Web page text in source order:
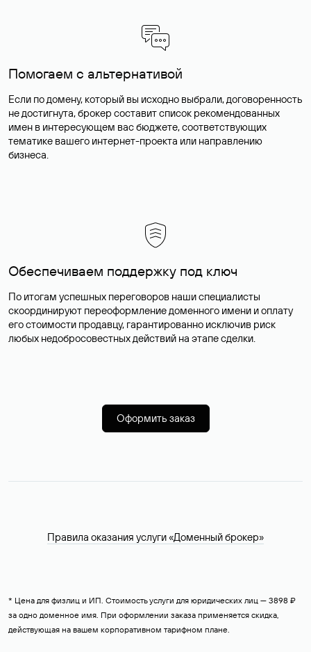
Помогаем с альтернативой
Если по домену, который вы исходно выбрали, договоренность
не достигнута, брокер составит список рекомендованных
имен в интересующем вас бюджете, соответствующих
тематике вашего интернет-проекта или направлению
бизнеса.
Обеспечиваем поддержку под ключ
По итогам успешных переговоров наши специалисты
скоординируют переоформление доменного имени и оплату
его стоимости продавцу, гарантированно исключив риск
любых недобросовестных действий на этапе сделки.
Оформить заказ
Правила оказания услуги «Доменный брокер»
* Цена для физлиц и ИП. Стоимость услуги для юридических лиц — 3898 ₽
за одно доменное имя. При оформлении заказа применяется скидка,
действующая на вашем корпоративном тарифном плане.